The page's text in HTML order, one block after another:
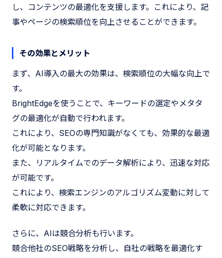
し、コンテンツの最適化を支援します。これにより、記
事やページの検索順位を向上させることができます。
その効果とメリット
まず、AI導入の最大の効果は、検索順位の大幅な向上で
す。
BrightEdgeを使うことで、キーワードの選定やメタタ
グの最適化が自動で行われます。
これにより、SEOの専門知識がなくても、効果的な最適
化が可能となります。
また、リアルタイムでのデータ解析により、迅速な対応
が可能です。
これにより、検索エンジンのアルゴリズム変動に対して
柔軟に対応できます。
さらに、AIは競合分析も行います。
競合他社のSEO戦略を分析し、自社の戦略を最適化す